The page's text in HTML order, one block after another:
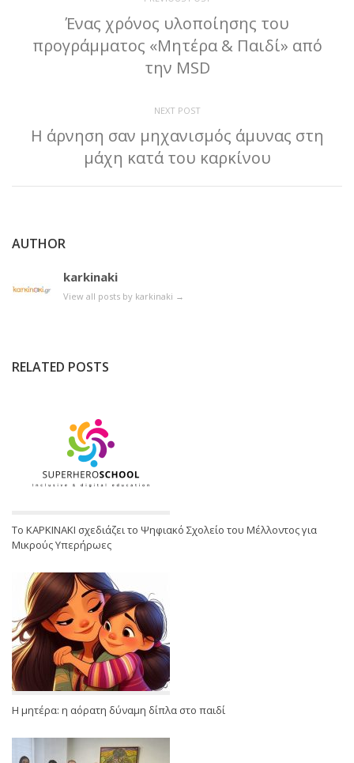
Ένας χρόνος υλοποίησης του
προγράμματος «Μητέρα & Παιδί» από
την MSD
NEXT POST
Η άρνηση σαν μηχανισμός άμυνας στη
μάχη κατά του καρκίνου
AUTHOR
karkinaki
View all posts by karkinaki →
RELATED POSTS
Το ΚΑΡΚΙΝΑΚΙ σχεδιάζει το Ψηφιακό Σχολείο του Μέλλοντος για
Μικρούς Υπερήρωες
Η μητέρα: η αόρατη δύναμη δίπλα στο παιδί